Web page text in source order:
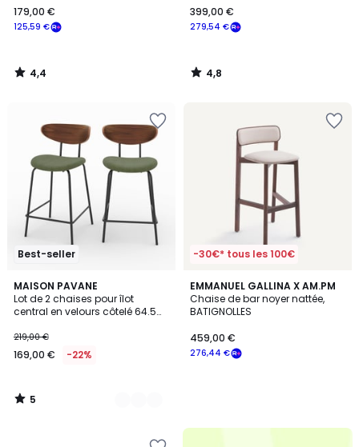
€
souscrivez
notre
programme
place
125,59
125,59 €
179,00 €
4,4
/
279,54 €
399,00 €
4,8
/
Best-seller
MAISON PAVANE
Lot de 2 chaises pour îlot
central en velours côtelé 64.5
219,00 €
169,00 € -22%
5
/
5
2
Couleurs
5
/
-30€* tous les 100€
EMMANUEL GALLINA X AM.PM
Chaise de bar noyer nattée,
BATIGNOLLES
276,44 €
459,00 €